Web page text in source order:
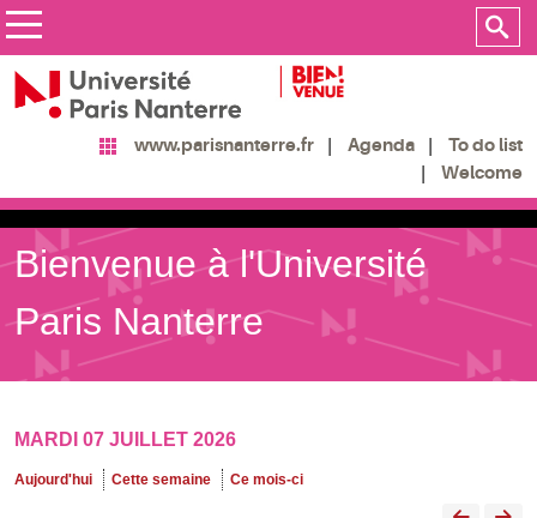
www.parisnanterre.fr Agenda
To do list
Welcome
Bienvenue à l'Université
Paris Nanterre
MARDI 07 JUILLET 2026
Aujourd'hui Cette semaine Ce mois-ci